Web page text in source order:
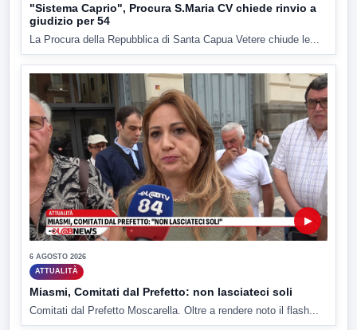
"Sistema Caprio", Procura S.Maria CV chiede rinvio a
giudizio per 54
La Procura della Repubblica di Santa Capua Vetere chiude le...
▶
6 AGOSTO 2026
ATTUALITÀ
Miasmi, Comitati dal Prefetto: non lasciateci soli
Comitati dal Prefetto Moscarella. Oltre a rendere noto il flash...